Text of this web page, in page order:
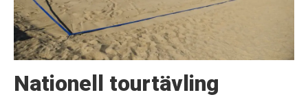
Nationell tourtävling